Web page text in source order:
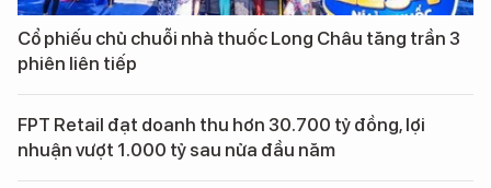
Cổ phiếu chủ chuỗi nhà thuốc Long Châu tăng trần 3
phiên liên tiếp
FPT Retail đạt doanh thu hơn 30.700 tỷ đồng, lợi
nhuận vượt 1.000 tỷ sau nửa đầu năm